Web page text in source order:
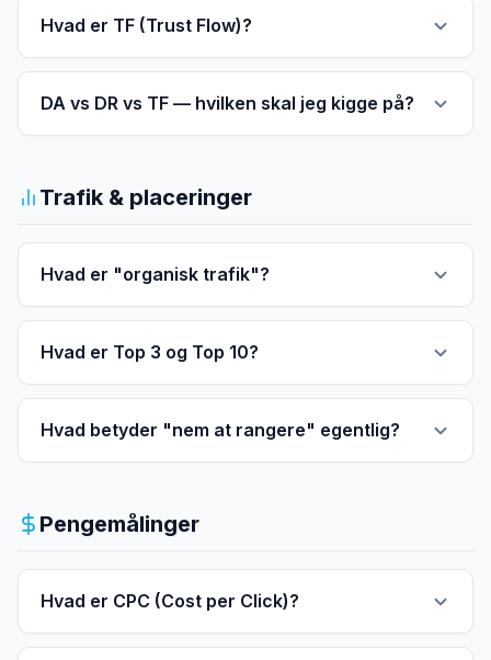
Hvad er TF (Trust Flow)?
DA vs DR vs TF — hvilken skal jeg kigge på?
Trafik & placeringer
Hvad er "organisk trafik"?
Hvad er Top 3 og Top 10?
Hvad betyder "nem at rangere" egentlig?
Pengemålinger
Hvad er CPC (Cost per Click)?